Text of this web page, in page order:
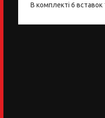
В комплекті 6 вставок